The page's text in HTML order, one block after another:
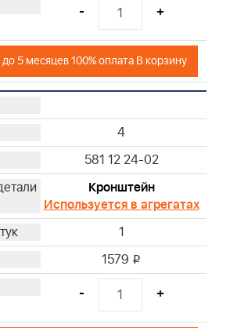
- +
5 месяцев 100% оплата В корзину
4
581 12 24-02
Кронштейн
Используется в агрегатах
1
1579 i
- +